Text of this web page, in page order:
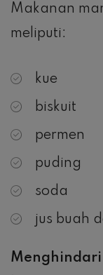
Makanan
meliputi:
kue
biskuit
permen
puding
soda
jus buah
Menghindari